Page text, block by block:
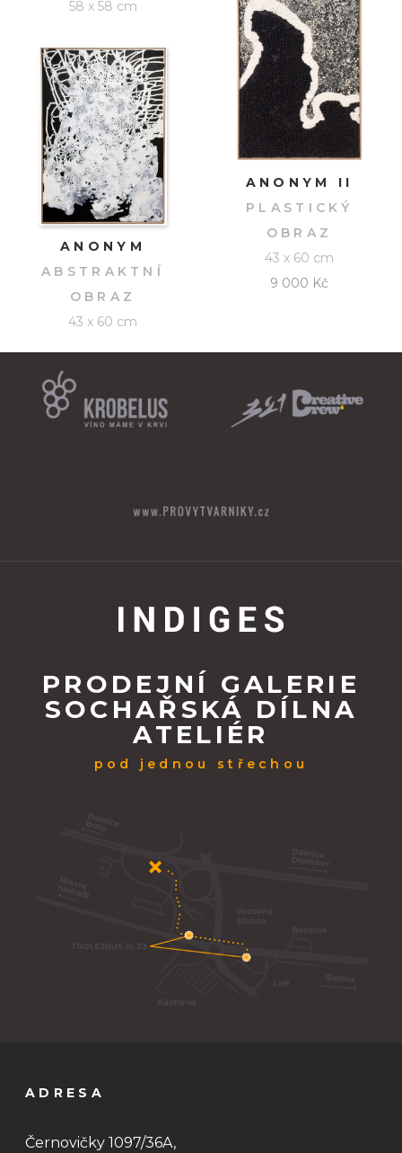
58 x 58 cm
ANONYM
ABSTRAKTNÍ
OBRAZ
43 x 60 cm
ANONYM II
PLASTICKÝ
OBRAZ
43 x 60 cm
9 000 Kč
PRODEJNÍ GALERIE
SOCHAŘSKÁ DÍLNA
ATELIÉR
pod jednou střechou
ADRESA
Černovičky 1097/36A,